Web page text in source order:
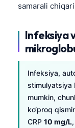
samarali
Infeksiya
Infeksiya,
stimulyatsiya
mumkin,
ko‘proq
CRP 10 mg/L